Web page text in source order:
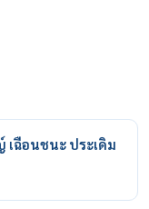
ฉือนชนะ ประเดิม